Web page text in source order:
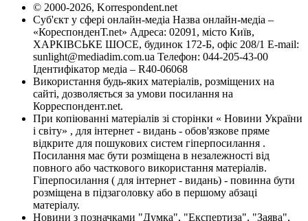
© 2000-2026, Korrespondent.net
Суб'єкт у сфері онлайн-медіа Назва онлайн-медіа –
«КореспонденТ.net» Адреса: 02091, місто Київ,
ХАРКІВСЬКЕ ШОСЕ, будинок 172-Б, офіс 208/1 E-mail:
sunlight@mediadim.com.ua Телефон: 044-205-43-00
Ідентифікатор медіа – R40-06068
Використання будь-яких матеріалів, розміщених на
сайті, дозволяється за умови посилання на
Корреспондент.net.
При копіюванні матеріалів зі сторінки « Новини України
і світу» , для інтернет - видань - обов'язкове пряме
відкрите для пошукових систем гіперпосилання .
Посилання має бути розміщена в незалежності від
повного або часткового використання матеріалів.
Гіперпосилання ( для інтернет - видань) - повинна бути
розміщена в підзаголовку або в першому абзаці
матеріалу.
Новини з позначками "Думка", "Експертиза", "Заява",